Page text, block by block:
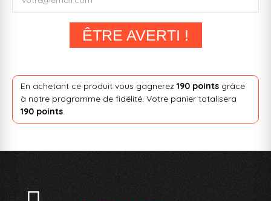
ÊTRE AVERTI !
En achetant ce produit vous gagnerez 190 pointsgrâce
à notre programme de fidélité. Votre panier totalisera
190 points.